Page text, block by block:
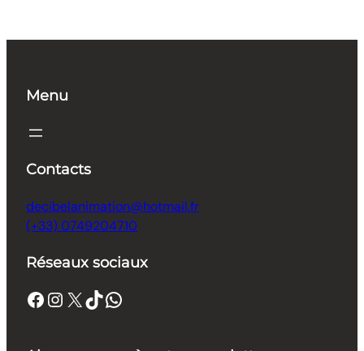
Menu
Contacts
decibelanimation@hotmail.fr
(+33) 0749204710
Réseaux sociaux
Facebook Instagram X TikTok WhatsApp